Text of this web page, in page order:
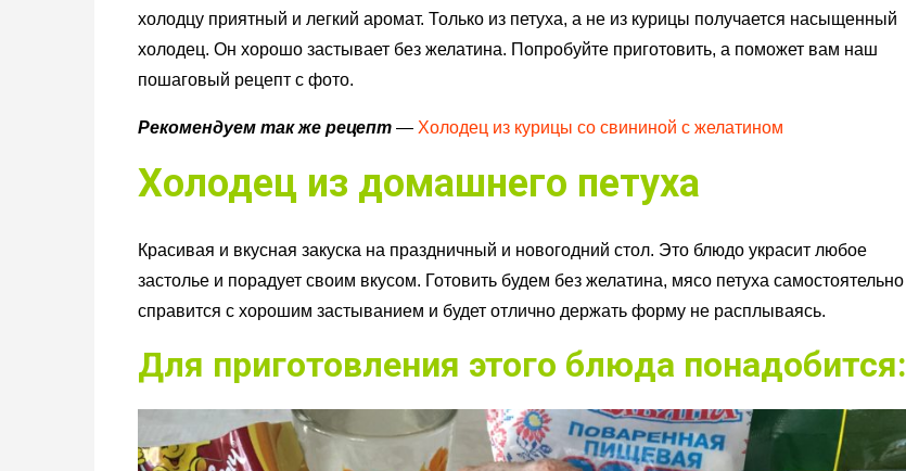
холодцу приятный и легкий аромат. Только из петуха, а не из курицы получается насыщенный
холодец. Он хорошо застывает без желатина. Попробуйте приготовить, а поможет вам наш
пошаговый рецепт с фото.
Рекомендуем так же рецепт — Холодец из курицы со свининой с желатином
Холодец из домашнего петуха
Красивая и вкусная закуска на праздничный и новогодний стол. Это блюдо украсит любое
застолье и порадует своим вкусом. Готовить будем без желатина, мясо петуха самостоятельно
справится с хорошим застыванием и будет отлично держать форму не расплываясь.
Для приготовления этого блюда понадобится: